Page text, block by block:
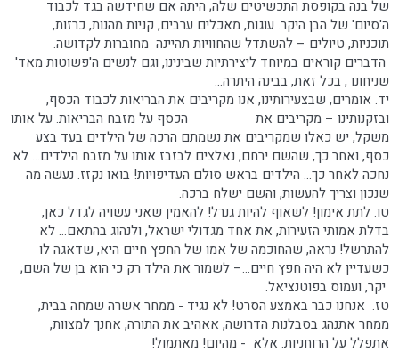
של בנה בקופסת התכשיטים שלה; היתה אם שחידשה בגד לכבוד
ה'סיום' של הבן היקר. עוגות, מאכלים ערבים, קניות מהנות, כרזות,
תוכניות, טיולים – להשתדל שהחוויות תהיינה מחוברות לקדושה.
הדברים קוראים במיוחד ליצירתיות שבינינו, וגם לנשים ה'פשוטות מאד'
שניחונו , בכל זאת, בבינה היתרה...
יד. אומרים, שבצעירותינו, אנו מקריבים את הבריאות לכבוד הכסף,
ובזקנותינו – מקריבים את הכסף על מזבח הבריאות. על אותו
משקל, יש כאלו שמקריבים את נשמתם הרכה של הילדים בעד בצע
כסף, ואחר כך, שהשם ירחם, נאלצים לבזבז אותו על מזבח הילדים... לא
נחכה לאחר כך... הילדים בראש סולם העדיפויות! בואו נקזז. נעשה מה
שנכון וצריך להעשות, והשם ישלח ברכה.
טו. לתת אימון! לשאוף להיות גנרל! להאמין שאני עשויה לגדל כאן,
בדלת אמותי הזעירות, את אחד מגדולי ישראל, ולנהוג בהתאם... לא
להתרשל! נראה, שהחוכמה של אמו של החפץ חיים היא, שדאגה לו
כשעדיין לא היה חפץ חיים...– לשמור את הילד רק כי הוא בן של השם;
יקר, ועמוס בפוטנציאל.
טז. אנחנו כבר באמצע הסרט! לא נגיד - ממחר אשרה שמחה בבית,
ממחר אתנהג בסבלנות הדרושה, אאהיב את התורה, אחנך למצוות,
אתפלל על הרוחניות. אלא - מהיום! מאתמול!